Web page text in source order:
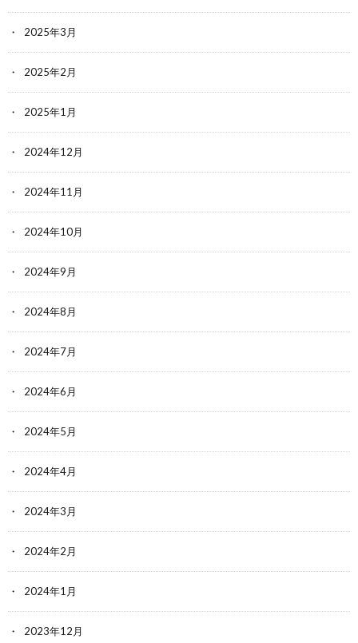
2025年3月
2025年2月
2025年1月
2024年12月
2024年11月
2024年10月
2024年9月
2024年8月
2024年7月
2024年6月
2024年5月
2024年4月
2024年3月
2024年2月
2024年1月
2023年12月